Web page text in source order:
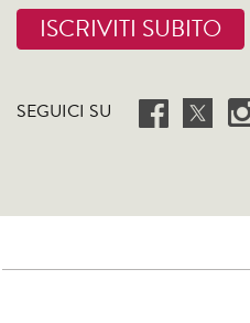
ISCRIVITI SUBITO
SEGUICI SU